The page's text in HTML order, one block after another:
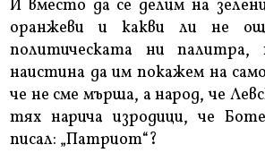
И вместо да се делим на
оранжеви и какви ли не
политическата ни
наистина да им покажем на
че не сме мърша, а народ, че
тях нарича изродици, че
писал: „Патриот“?